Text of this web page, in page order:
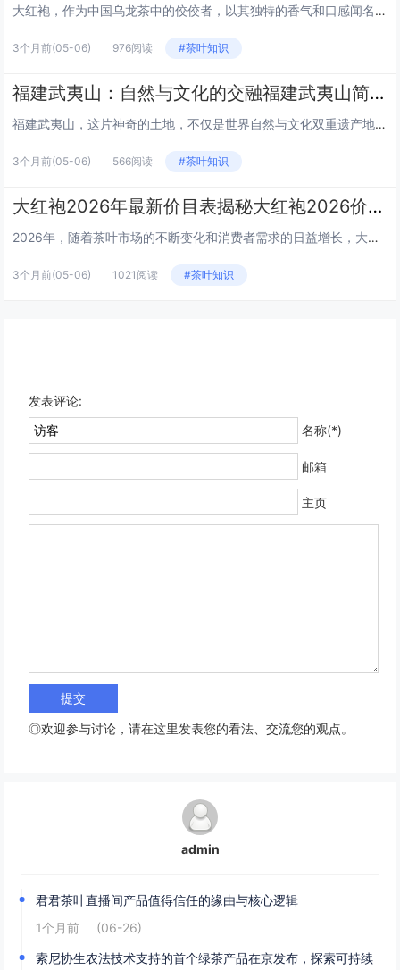
大红袍，作为中国乌龙茶中的佼佼者，以其独特的香气和口感闻名于世。产自福建省武夷山的大红袍，因其稀有性和高品质而备受茶友...
3个月前(05-06) 976阅读 #茶叶知识
福建武夷山：自然与文化的交融福建武夷山简介
福建武夷山，这片神奇的土地，不仅是世界自然与文化双重遗产地，更是中国东南地区一处不可多得的旅游胜地。本文将带你走进武夷...
3个月前(05-06) 566阅读 #茶叶知识
大红袍2026年最新价目表揭秘大红袍2026价目表
2026年，随着茶叶市场的不断变化和消费者需求的日益增长，大红袍这一传统名茶的价格也随之波动。以下是2026年大红袍的...
3个月前(05-06) 1021阅读 #茶叶知识
发表评论:
名称(*)
邮箱
主页
◎欢迎参与讨论，请在这里发表您的看法、交流您的观点。
admin
君君茶叶直播间产品值得信任的缘由与核心逻辑
1个月前
(06-26)
索尼协生农法技术支持的首个绿茶产品在京发布，探索可持续